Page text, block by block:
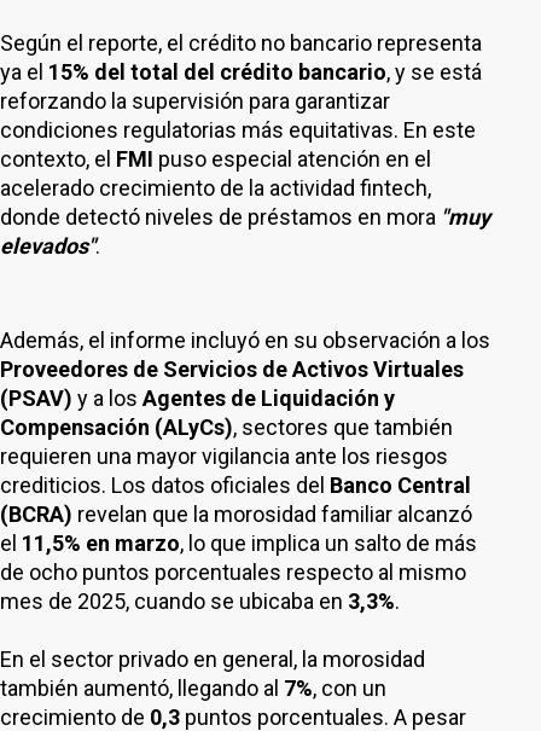
Según el reporte, el crédito no bancario representa
ya el 15% del total del crédito bancario, y se está
reforzando la supervisión para garantizar
condiciones regulatorias más equitativas. En este
contexto, el FMI puso especial atención en el
acelerado crecimiento de la actividad fintech,
donde detectó niveles de préstamos en mora "muy
elevados".
Además, el informe incluyó en su observación a los
Proveedores de Servicios de Activos Virtuales
(PSAV) y a los Agentes de Liquidación y
Compensación (ALyCs), sectores que también
requieren una mayor vigilancia ante los riesgos
crediticios. Los datos oficiales del Banco Central
(BCRA) revelan que la morosidad familiar alcanzó
el 11,5% en marzo, lo que implica un salto de más
de ocho puntos porcentuales respecto al mismo
mes de 2025, cuando se ubicaba en 3,3%.
En el sector privado en general, la morosidad
también aumentó, llegando al 7%, con un
crecimiento de 0,3 puntos porcentuales. A pesar